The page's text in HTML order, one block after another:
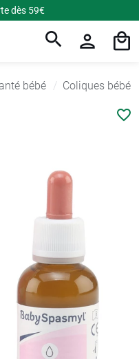
dès 59€
bébé Coliques bébé